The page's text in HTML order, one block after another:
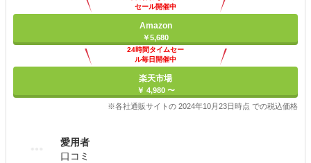
セール開催中
Amazon
￥5,680
24時間タイムセー
ル毎日開催中
楽天市場
￥ 4,980 〜
※各社通販サイトの 2024年10月23日時点 での税込価格
愛用者
口コミ